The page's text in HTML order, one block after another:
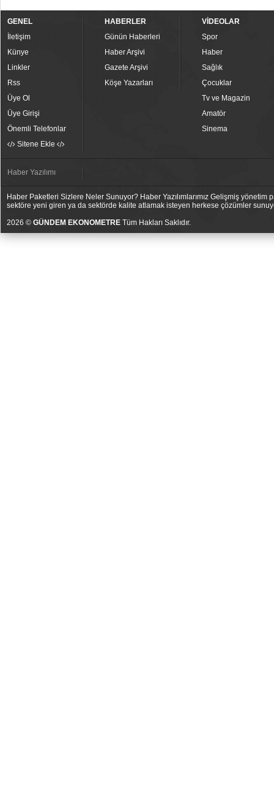
GENEL
İletişim
Künye
Linkler
Rss
Üye Ol
Üye Girişi
Önemli Telefonlar
Sitene Ekle
HABERLER
Günün Haberleri
Haber Arşivi
Gazete Arşivi
Köşe Yazarları
VİDEOLAR
Spor
Haber
Sağlık
Çocuklar
Tv ve Magazin
Amatör
Sinema
Haber Yazılımı
Haber Paketleri Sizlere Neler Sunuyor? Haber Yazılımlarımız Gelişmiş
sektöre yeni giren ya da sektörde kalite atlamak isteyen herkese çözümler
2026 © GÜNDEM EKONOMETRE Tüm Hakları Saklıdır.